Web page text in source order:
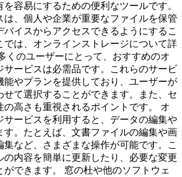
容易にするための便利なツールです。
は、個人や企業が重要なファイルを保管
バイスからアクセスできるようにするこ
では、オンラインストレージについて詳
くのユーザーにとって、おすすめのオ
サービスは必需品です。これらのサービ
能やプランを提供しており、ユーザーが
せて選択することができます。また、セ
の高さも重視されるポイントです。 オ
サービスを利用すると、データの編集や
す。たとえば、文書ファイルの編集や画
など、さまざまな操作が可能です。こ
の内容を簡単に更新したり、必要な変更
ができます。 窓の杜や他のソフトウェ